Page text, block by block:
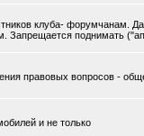
клуба-
Запрещается поднимать
правовых вопросов -
и не только